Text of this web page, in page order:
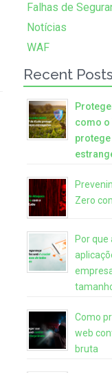
Falhas de
Notícias
WAF
Recent Posts
como o
Zero
Por que
Como
web
bruta